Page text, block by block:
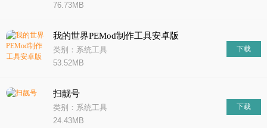
76.73MB
我的世界PEMod制作工具安卓版
类别：系统工具
53.52MB
下载
扫靓号
类别：系统工具
24.43MB
下载